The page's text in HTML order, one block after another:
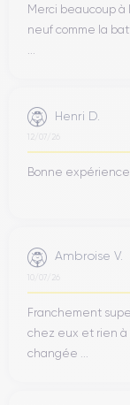
Merci beaucoup à
neuf comme la
Henri D.
12/07/26
Bonne expérience
Ambroise V.
10/07/26
Franchement
chez eux et rien à
changée ...